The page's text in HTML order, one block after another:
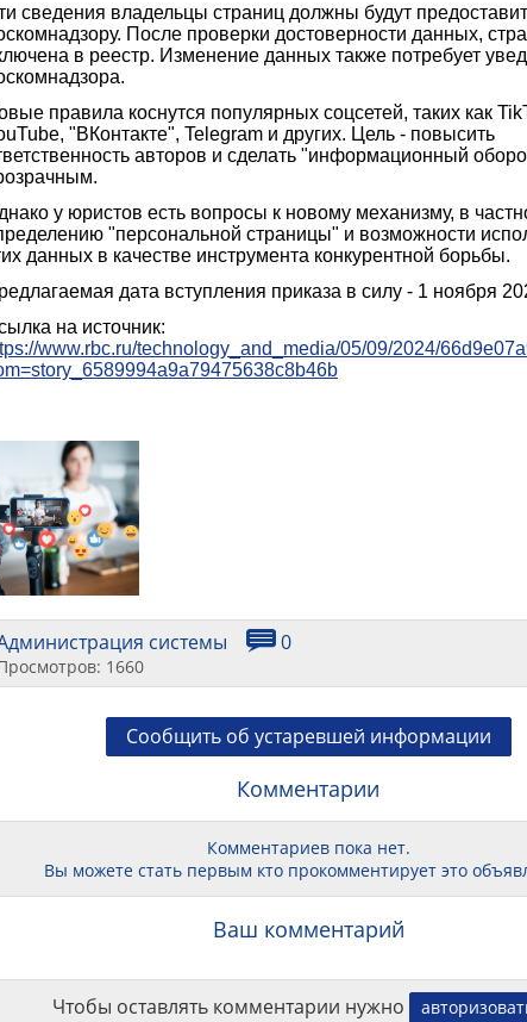
сведения владельцы страниц должны будут
После проверки достоверности данных,
в реестр. Изменение данных также потребует
правила коснутся популярных соцсетей, таких как
"ВКонтакте", Telegram и других. Цель - повысить
авторов и сделать "информационный
у юристов есть вопросы к новому механизму, в
"персональной страницы" и возможности
данных в качестве инструмента конкурентной борьбы.
дата вступления приказа в силу - 1 ноября
на источник:
www.rbc.ru/technology_and_media/05/09/2024/
системы 0
1660
Сообщить об устаревшей информации
Комментарии
Комментариев пока нет.
Вы можете стать первым кто прокомментирует это
Ваш комментарий
Чтобы оставлять комментарии нужно